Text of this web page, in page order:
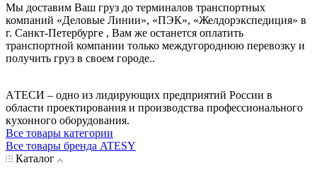
Мы доставим Ваш груз до терминалов транспортных
компаний «Деловые Линии», «ПЭК», «Желдорэкспедиция» в
г. Санкт-Петербурге , Вам же останется оплатить
транспортной компании только междугороднюю перевозку и
получить груз в своем городе..
AТЕСИ – одно из лидирующих предприятий России в
области проектирования и производства профессионального
кухонного оборудования.
Все товары категории
Все товары бренда ATESY
Каталог